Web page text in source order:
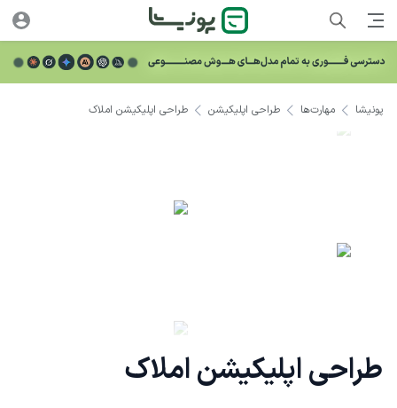
طراحی اپلیکیشن املاک
پونیشا مهارت‌ها طراحی اپلیکیشن طراحی اپلیکیشن املاک